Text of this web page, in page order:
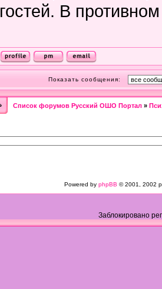
гостей. В
Показать сообщения:
Список форумов Русский ОШО Портал »
Powered by phpBB © 2001, 2002
Заблокировано